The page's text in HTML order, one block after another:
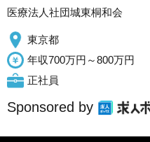
医療法人社団城東桐和会
東京都
年収700万円～800万円
正社員
Sponsored by